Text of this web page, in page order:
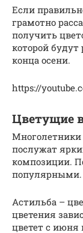
Если
грамотно
получить
которой будут
конца осени.
https://
Цветущие
послужат
композиции.
популярными.
Астильба –
цветения
цветет с июня